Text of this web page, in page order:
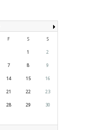
F S S
1 2
7 8 9
14 15 16
21 22 23
28 29 30